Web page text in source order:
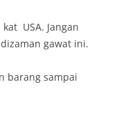
USA. Jangan
gawat ini.
barang sampai